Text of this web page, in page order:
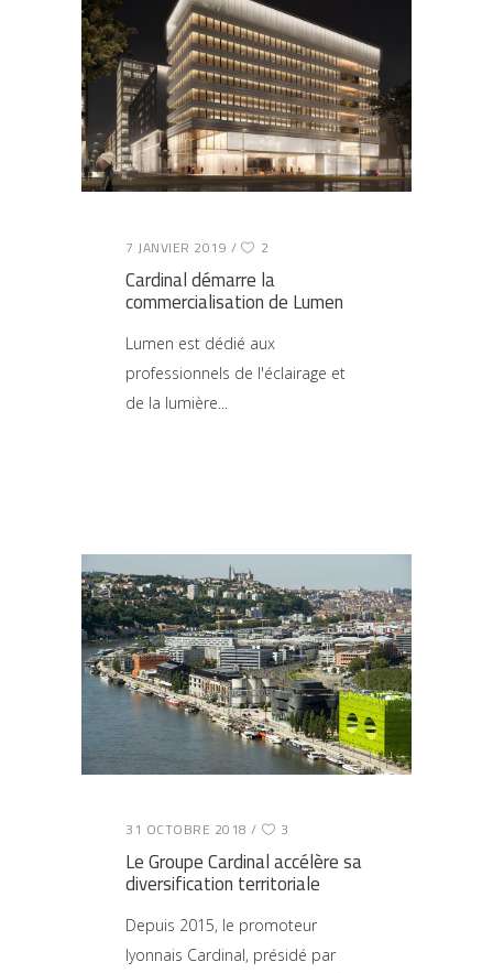
7 JANVIER 2019 2
Cardinal démarre la
commercialisation de Lumen
Lumen est dédié aux
professionnels de l'éclairage et
de la lumière
31 OCTOBRE 2018 3
Le Groupe Cardinal accélère sa
diversification territoriale
Depuis 2015, le promoteur
lyonnais Cardinal, présidé par